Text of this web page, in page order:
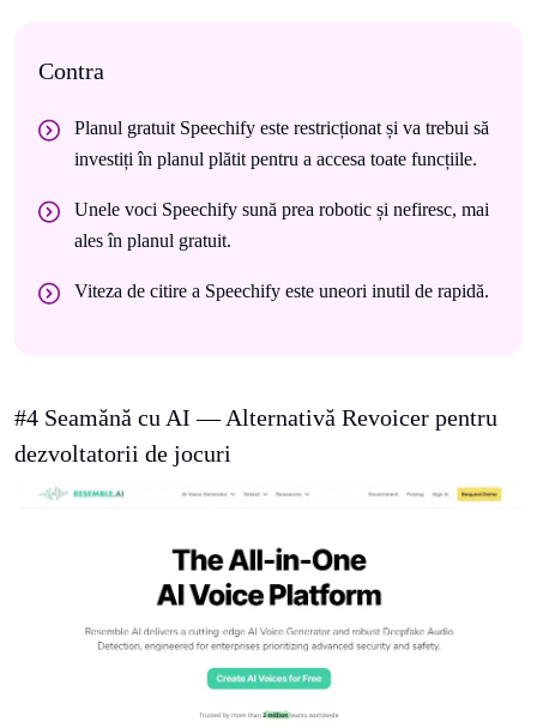
Contra
Planul gratuit Speechify este restricționat și va trebui să
investiți în planul plătit pentru a accesa toate funcțiile.
Unele voci Speechify sună prea robotic și nefiresc, mai
ales în planul gratuit.
Viteza de citire a Speechify este uneori inutil de rapidă.
#4 Seamănă cu AI — Alternativă Revoicer pentru
dezvoltatorii de jocuri